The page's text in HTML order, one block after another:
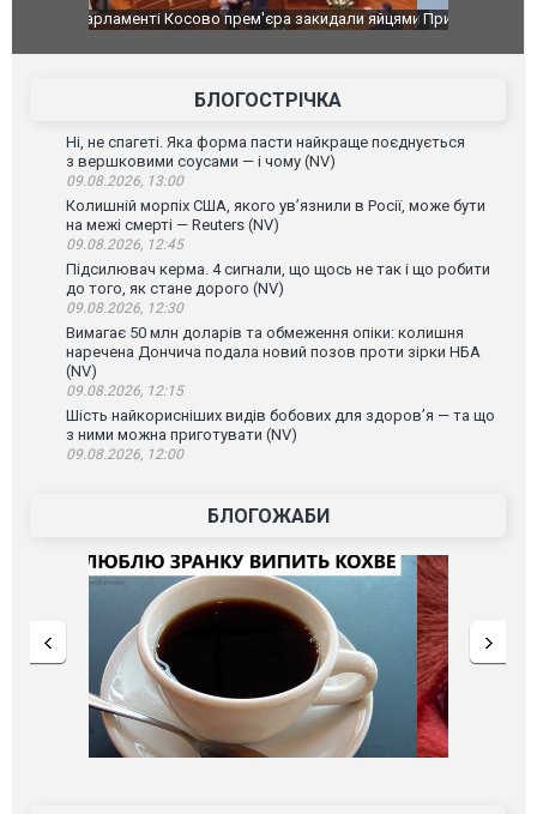
яйцямиПриїхав за паспортом та квартирою": у полон
зіркового футболіста Мохамеда Салаха
Одесу
ураганним
БЛОГОСТРІЧКА
Ні, не спагеті. Яка форма пасти найкраще поєднується
з вершковими соусами — і чому (NV)
09.08.2026, 13:00
Колишній морпіх США, якого ув’язнили в Росії, може бути
на межі смерті — Reuters (NV)
09.08.2026, 12:45
Підсилювач керма. 4 сигнали, що щось не так і що робити
до того, як стане дорого (NV)
09.08.2026, 12:30
Вимагає 50 млн доларів та обмеження опіки: колишня
наречена Дончича подала новий позов проти зірки НБА
(NV)
09.08.2026, 12:15
Шість найкорисніших видів бобових для здоров’я — та що
з ними можна приготувати (NV)
09.08.2026, 12:00
БЛОГОЖАБИ